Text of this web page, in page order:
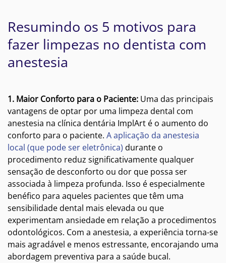
Resumindo os 5 motivos para
fazer limpezas no dentista com
anestesia
1. Maior Conforto para o Paciente: Uma das principais
vantagens de optar por uma limpeza dental com
anestesia na clínica dentária ImplArt é o aumento do
conforto para o paciente. A aplicação da anestesia
local (que pode ser eletrônica) durante o
procedimento reduz significativamente qualquer
sensação de desconforto ou dor que possa ser
associada à limpeza profunda. Isso é especialmente
benéfico para aqueles pacientes que têm uma
sensibilidade dental mais elevada ou que
experimentam ansiedade em relação a procedimentos
odontológicos. Com a anestesia, a experiência torna-se
mais agradável e menos estressante, encorajando uma
abordagem preventiva para a saúde bucal.